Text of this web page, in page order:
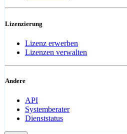
Lizenzierung
Lizenz erwerben
Lizenzen verwalten
Andere
API
Systemberater
Dienststatus